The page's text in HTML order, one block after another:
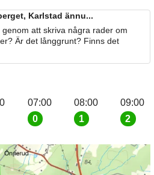
Karlstad ännu...
att skriva några rader om
Är det långgrunt? Finns det
07:00
0
08:00
1
09:00
2